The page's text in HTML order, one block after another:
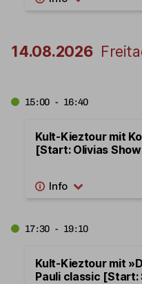
14.08.2026
15:00 - 16:40
Kult-Kieztour mit
[Start: Olivias
17:30 - 19:10
Kult-Kieztour mit
Pauli classic